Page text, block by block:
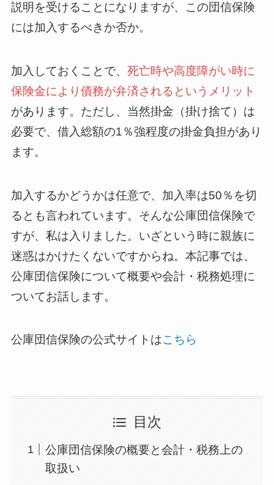
説明を受けることになりますが、この団信保険
には加入するべきか否か。
加入しておくことで、 死亡時や高度障がい時に
保険金により債務が弁済されるというメリット
があります。ただし、当然掛金（掛け捨て）は
必要で、借入総額の1％強程度の掛金負担があり
ます。
加入するかどうかは任意で、加入率は50％を切
るとも言われています。そんな公庫団信保険で
すが、私は入りました。いざという時に親族に
迷惑はかけたくないですからね。本記事では、
公庫団信保険について概要や会計・税務処理に
ついてお話します。
公庫団信保険の公式サイトはこちら
目次
公庫団信保険の概要と会計・税務上の
取扱い